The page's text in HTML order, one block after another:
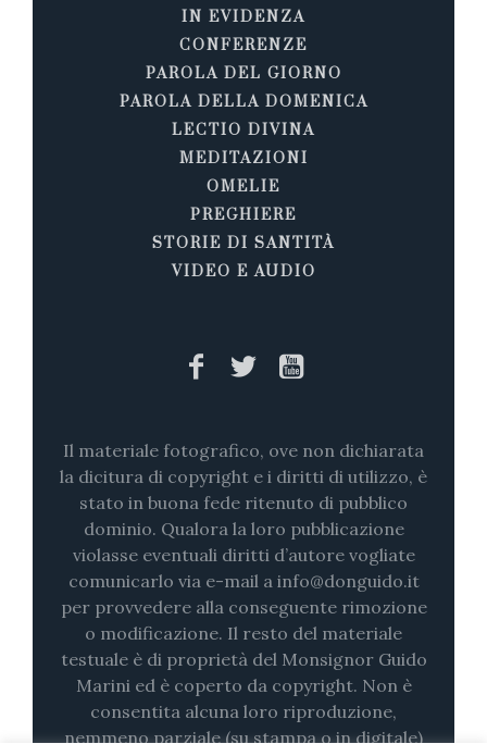
IN EVIDENZA
CONFERENZE
PAROLA DEL GIORNO
PAROLA DELLA DOMENICA
LECTIO DIVINA
MEDITAZIONI
OMELIE
PREGHIERE
STORIE DI SANTITÀ
VIDEO E AUDIO
Il materiale fotografico, ove non dichiarata
la dicitura di copyright e i diritti di utilizzo, è
stato in buona fede ritenuto di pubblico
dominio. Qualora la loro pubblicazione
violasse eventuali diritti d’autore vogliate
comunicarlo via e-mail a info@donguido.it
per provvedere alla conseguente rimozione
o modificazione. Il resto del materiale
testuale è di proprietà del Monsignor Guido
Marini ed è coperto da copyright. Non è
consentita alcuna loro riproduzione,
nemmeno parziale (su stampa o in digitale)